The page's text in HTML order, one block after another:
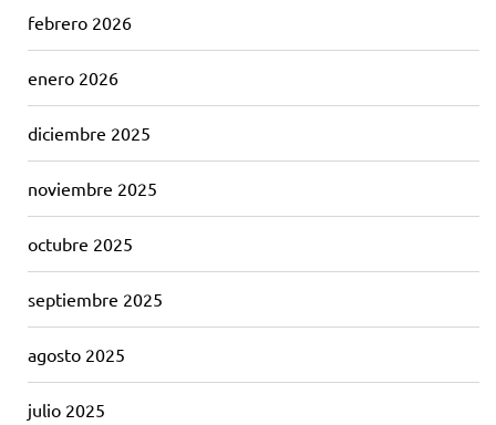
febrero 2026
enero 2026
diciembre 2025
noviembre 2025
octubre 2025
septiembre 2025
agosto 2025
julio 2025